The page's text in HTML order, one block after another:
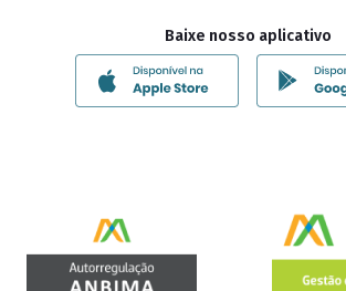
Baixe nosso aplicativo